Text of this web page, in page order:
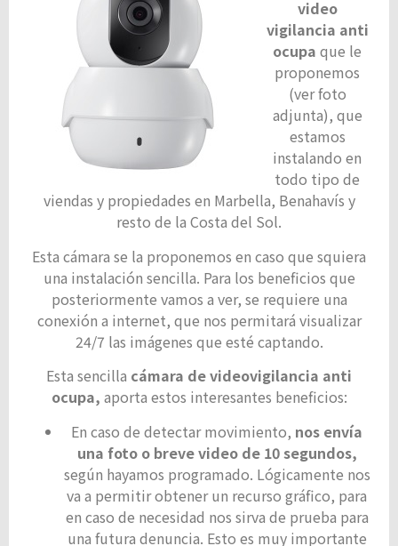
video
vigilancia anti
ocupa que le
proponemos
(ver foto
adjunta), que
estamos
instalando en
todo tipo de
viendas y propiedades en Marbella, Benahavís y
resto de la Costa del Sol.
Esta cámara se la proponemos en caso que squiera
una instalación sencilla. Para los beneficios que
posteriormente vamos a ver, se requiere una
conexión a internet, que nos permitará visualizar
24/7 las imágenes que esté captando.
Esta sencilla cámara de videovigilancia anti
ocupa, aporta estos interesantes beneficios:
En caso de detectar movimiento, nos envía
una foto o breve video de 10 segundos,
según hayamos programado. Lógicamente nos
va a permitir obtener un recurso gráfico, para
en caso de necesidad nos sirva de prueba para
una futura denuncia. Esto es muy importante